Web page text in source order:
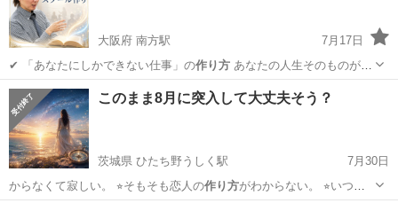
大阪府 南方駅
7月17日
✔ 「あなたにしかできない仕事」の作り方あなたの人生そのものが、
最高の…
大阪 大阪市 南方駅 セミナー ビジネス
このまま8月に突入して大丈夫そう？
茨城県 ひたち野うしく駅
7月30日
からなくて寂しい。 ⭐︎そもそも恋人の作り方がわからない。 ⭐︎いつも
同じ恋愛ばか…